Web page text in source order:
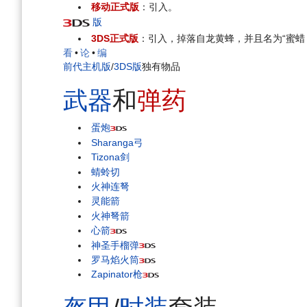
移动正式版 ：引入。
版
3DS正式版 ：引入，掉落自龙黄蜂，并且名为“蜜蜡
看•论•编
前代主机版/3DS版独有物品
武器和弹药
蛋炮
Sharanga弓
Tizona剑
蜻蛉切
火神连弩
灵能箭
火神弩箭
心箭
神圣手榴弹
罗马焰火筒
Zapinator枪